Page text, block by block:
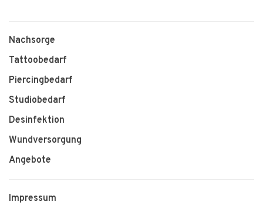
Nachsorge
Tattoobedarf
Piercingbedarf
Studiobedarf
Desinfektion
Wundversorgung
Angebote
Impressum